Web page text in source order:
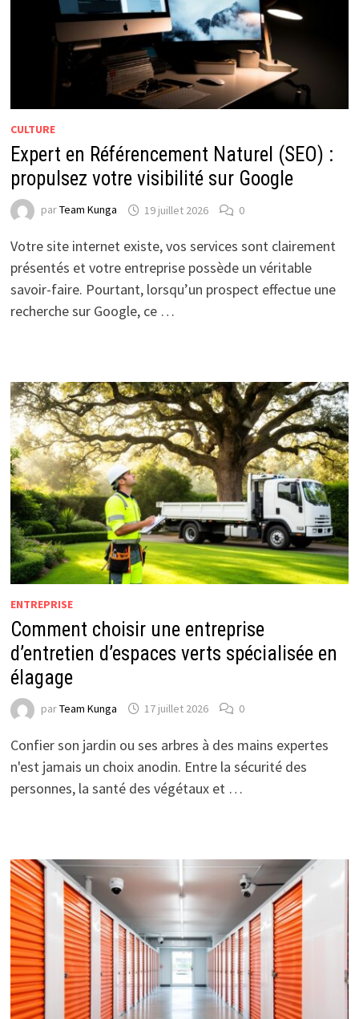
CULTURE
Expert en Référencement Naturel (SEO) :
propulsez votre visibilité sur Google
parTeam Kunga 19 juillet 2026 0
Votre site internet existe, vos services sont clairement
présentés et votre entreprise possède un véritable
savoir-faire. Pourtant, lorsqu’un prospect effectue une
recherche sur Google, ce …
ENTREPRISE
Comment choisir une entreprise
d’entretien d’espaces verts spécialisée en
élagage
parTeam Kunga 17 juillet 2026 0
Confier son jardin ou ses arbres à des mains expertes
n'est jamais un choix anodin. Entre la sécurité des
personnes, la santé des végétaux et …